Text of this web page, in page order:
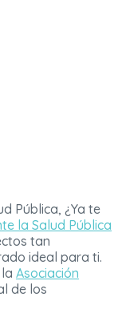
Pública, ¿Ya te
la Salud Pública
tan
ideal para ti.
Asociación
de los